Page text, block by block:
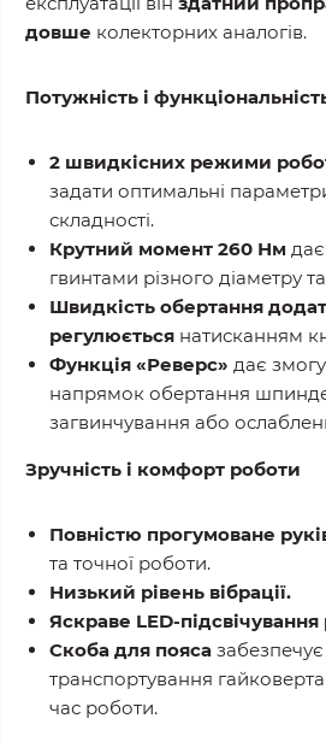
довше колекторних аналогів.
Потужність і
2 швидкісних режими
задати оптимальні
складності.
Крутний момент 260 Нм
гвинтами різного діаметру
Швидкість обертання
регулюється натисканням
Функція «Реверс» дає
напрямок обертання
загвинчування або
Зручність і комфорт роботи
Повністю прогумоване
та точної роботи.
Низький рівень вібрації.
Яскраве LED-
Скоба для пояса
транспортування гайковерта
час роботи.